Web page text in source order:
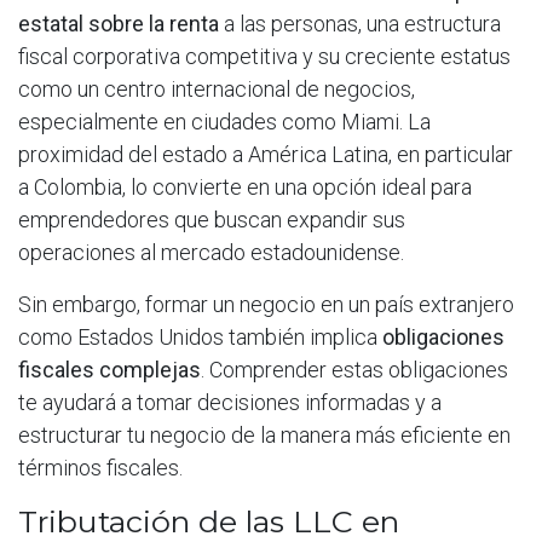
estatal sobre la renta a las personas, una estructura
fiscal corporativa competitiva y su creciente estatus
como un centro internacional de negocios,
especialmente en ciudades como Miami. La
proximidad del estado a América Latina, en particular
a Colombia, lo convierte en una opción ideal para
emprendedores que buscan expandir sus
operaciones al mercado estadounidense.
Sin embargo, formar un negocio en un país extranjero
como Estados Unidos también implica obligaciones
fiscales complejas . Comprender estas obligaciones
te ayudará a tomar decisiones informadas y a
estructurar tu negocio de la manera más eficiente en
términos fiscales.
Tributación de las LLC en